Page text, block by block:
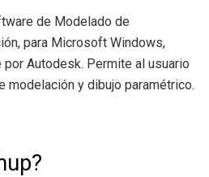
de Modelado de
para Microsoft Windows,
Autodesk. Permite al usuario
modelación y dibujo paramétrico.